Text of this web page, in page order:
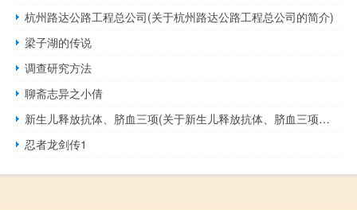
杭州路达公路工程总公司(关于杭州路达公路工程总公司的简介)
梁子湖的传说
调查研究方法
聊斋志异之小倩
新生儿释放抗体、脐血三项(关于新生儿释放抗体、脐血三项的简介)
忍者龙剑传1